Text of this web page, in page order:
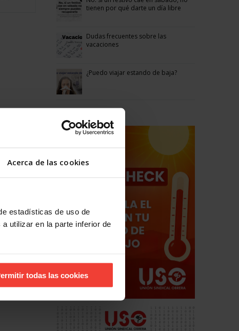
Acerca de las cookies
estadísticas de uso de
utilizar en la parte inferior de
todas las cookies
tienen por qué darte un día libre
Dudas frecuentes sobre las
vacaciones
¿Puedo viajar estando de baja?